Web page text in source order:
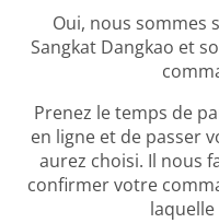
Oui, nous sommes
Sangkat Dangkao et
Prenez le temps de
en ligne et de passer
aurez choisi. Il nous
confirmer votre